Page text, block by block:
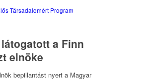
Társadalomért Program
a Finn
elnöke
bepillantást nyert a Magyar